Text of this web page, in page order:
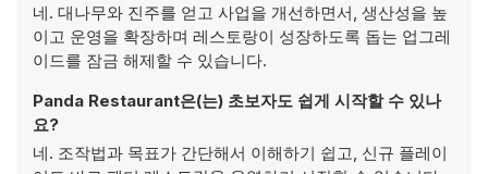
네. 대나무와 진주를 얻고 사업을 개선하면서, 생산성을 높
이고 운영을 확장하며 레스토랑이 성장하도록 돕는 업그레
이드를 잠금 해제할 수 있습니다.
Panda Restaurant은(는) 초보자도 쉽게 시작할 수 있나
요?
네. 조작법과 목표가 간단해서 이해하기 쉽고, 신규 플레이